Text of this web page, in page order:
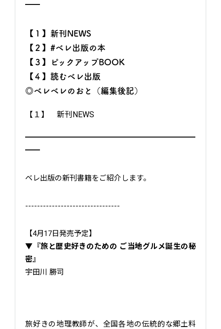
━━
【１】新刊NEWS
【２】#ベレ出版の本
【３】ピックアップBOOK
【４】読むベレ出版
◎ベレベレのおと（編集後記）
【１】 新刊NEWS
━━━━━━━━━━━━━━━━━━━━━━━
━━
ベレ出版の新刊書籍をご紹介します。
--------------------------------
【4月17日発売予定】
▼『旅と歴史好きのための ご当地グルメ誕生の秘
密』
宇田川 勝司
旅好きの地理教師が、全国各地の伝統的な郷土料